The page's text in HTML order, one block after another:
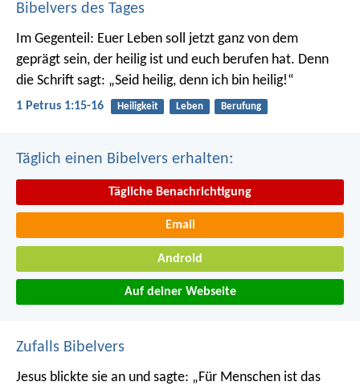
Bibelvers des Tages
Im Gegenteil: Euer Leben soll jetzt ganz von dem
geprägt sein, der heilig ist und euch berufen hat. Denn
die Schrift sagt: „Seid heilig, denn ich bin heilig!“
1 Petrus 1:15-16 Heiligkeit Leben Berufung
Täglich einen Bibelvers erhalten:
Tägliche Benachrichtigung
Email
Android
Auf deiner Webseite
Zufalls Bibelvers
Jesus blickte sie an und sagte: „Für Menschen ist das